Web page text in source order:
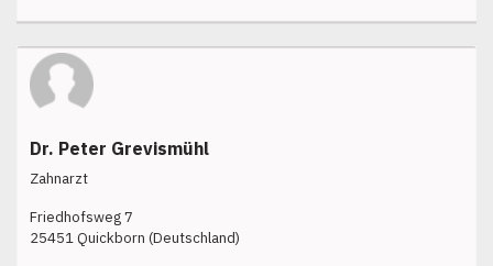
Dr. Peter Grevismühl
Zahnarzt
Friedhofsweg 7
25451 Quickborn (Deutschland)